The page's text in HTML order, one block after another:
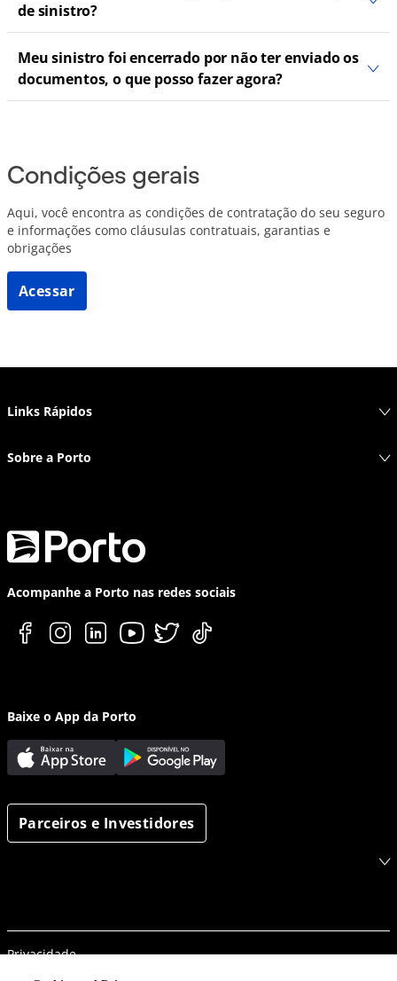
de sinistro?
Meu sinistro foi encerrado por não ter enviado os
documentos, o que posso fazer agora?
Condições gerais
Aqui, você encontra as condições de contratação do seu seguro
e informações como cláusulas contratuais, garantias e
obrigações
Acessar
Links Rápidos
Sobre a Porto
Acompanhe a Porto nas redes sociais
Baixe o App da Porto
Parceiros e Investidores
Privacidade